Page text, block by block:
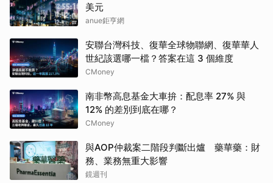
美元
anue鉅亨網
安聯台灣科技、復華全球物聯網、復華華人
世紀該選哪一檔？答案在這 3 個維度
CMoney
南非幣高息基金大車拚：配息率 27% 與
12% 的差別到底在哪？
CMoney
與AOP仲裁案二階段判斷出爐 藥華藥：財
務、業務無重大影響
鏡週刊